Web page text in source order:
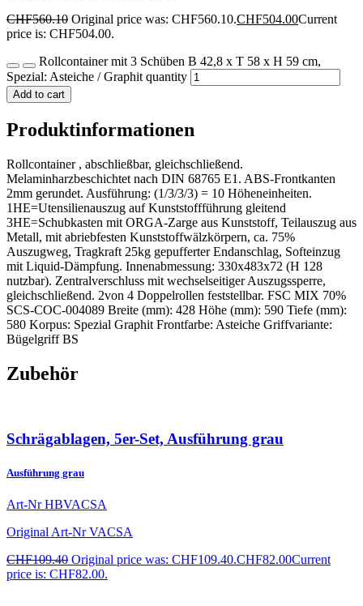
CHF560.10 Original price was: CHF560.10.CHF504.00Current
price is: CHF504.00.
Rollcontainer mit 3 Schüben B 42,8 x T 58 x H 59 cm,
Spezial: Asteiche / Graphit quantity
Add to cart
Produktinformationen
Rollcontainer , abschließbar, gleichschließend.
Melaminharzbeschichtet nach DIN 68765 E1. ABS-Frontkanten
2mm gerundet. Ausführung: (1/3/3/3) = 10 Höheneinheiten.
1HE=Utensilienauszug auf Kunststoffführung gleitend
3HE=Schubkasten mit ORGA-Zarge aus Kunststoff, Teilauszug aus
Metall, mit abriebfesten Kunststoffwälzkörpern, ca. 75%
Auszugweg, Tragkraft 25kg gepufferter Endanschlag, Softeinzug
mit Liquid-Dämpfung. Innenabmessung: 330x483x72 (H 128
nutzbar). Zentralverschluss mit wechselseitiger Auszugssperre,
gleichschließend. 2von 4 Doppelrollen feststellbar. FSC MIX 70%
SCS-COC-004089 Breite (mm): 428 Höhe (mm): 590 Tiefe (mm):
580 Korpus: Spezial Graphit Frontfarbe: Asteiche Griffvariante:
Bügelgriff BS
Zubehör
Schrägablagen, 5er-Set, Ausführung grau
Ausführung grau
Art-NrHBVACSA
Original Art-NrVACSA
CHF109.40 Original price was: CHF109.40.CHF82.00Current
price is: CHF82.00.